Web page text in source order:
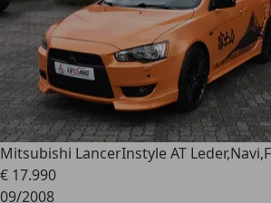
Mitsubishi LancerInstyle AT
€ 17.990
09/2008